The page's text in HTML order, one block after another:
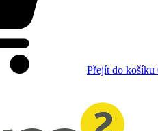
Přejít do košíku